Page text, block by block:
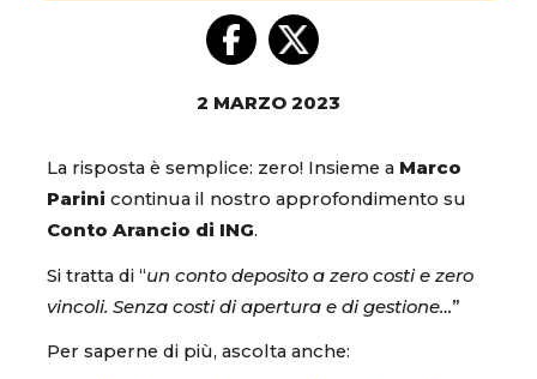
2 MARZO 2023
La risposta è semplice: zero! Insieme a Marco
Parini continua il nostro approfondimento su
Conto Arancio di ING.
Si tratta di “un conto deposito a zero costi e zero
vincoli. Senza costi di apertura e di gestione…”
Per saperne di più, ascolta anche: